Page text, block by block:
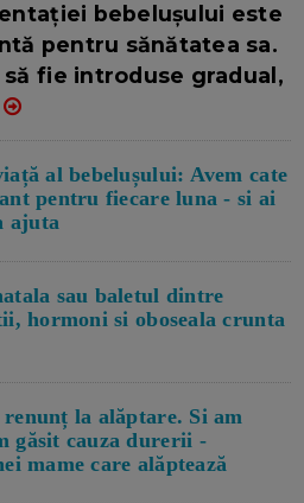
bebelușului este
pentru sănătatea sa.
fie introduse gradual,
al bebelușului: Avem cate
pentru fiecare luna - si ai
ajuta
sau baletul dintre
hormoni si oboseala crunta
la alăptare. Si am
găsit cauza durerii -
mame care alăptează